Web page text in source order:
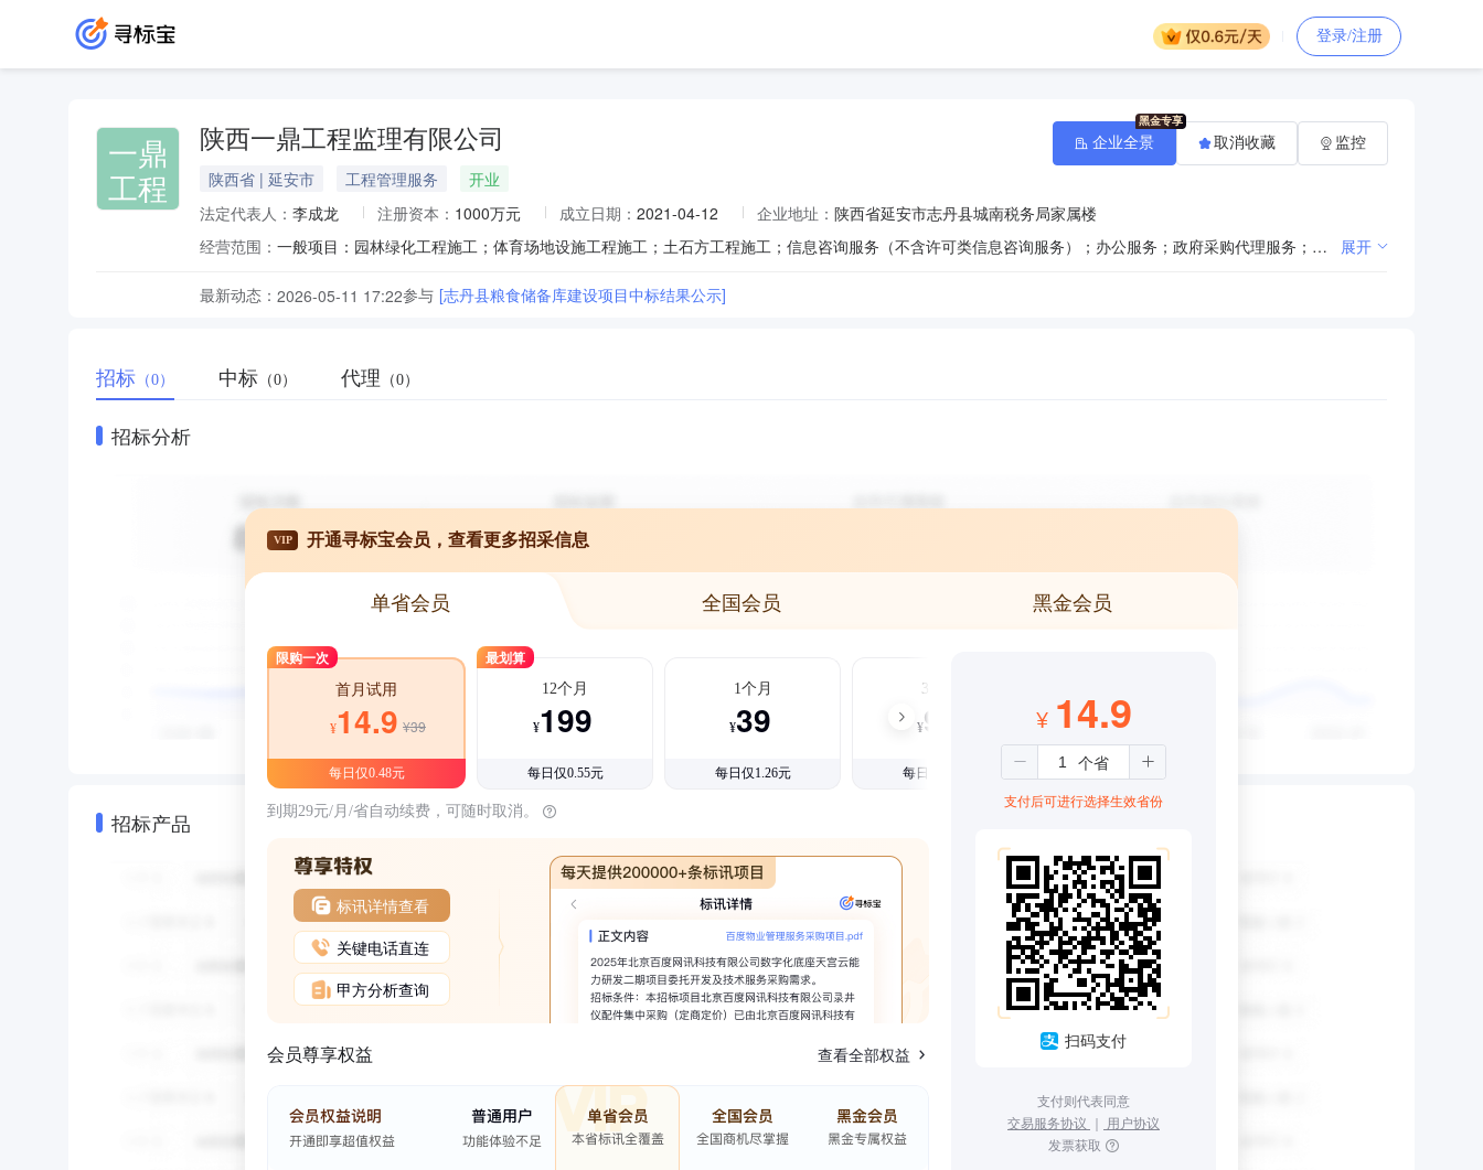
登录/注册
一鼎
工程
陕西一鼎工程监理有限公司
陕西省 | 延安市 工程管理服务
开业
法定代表人： 李成龙 注册资本： 1000万元 成立日期： 2021-04-12 企业地址： 陕西省延安市志丹县城南税务局家属楼
经营范围：
一般项目：园林绿化工程施工；体育场地设施工程施工；土石方工程施工；信息咨询服务（不含许可类信息咨询服务）；办公服务；政府采购代理服务；工程管理服务；防洪除涝设施管理；单建式人防工程监理；工程造价咨询业务；设备监理服务；对外承包工程(除依法须经批准的项目外，凭营业执照依法自主开展经营活动)。许可项目：水运工程监理；公路工程监理；建设工程监理；文物保护工程监理；水利工程建设监理；地质灾害治理工程监理(依法须经批准的项目，经相关部门批准后方可开展经营活动，具体经营项目以审批结果为准)。 展开
最新动态： 2026-05-11 17:22参与 [志丹县粮食储备库建设项目中标结果公示]
企业全景 取消收藏 监控
招标 （0） 中标 （0） 代理 （0）
招标分析
招标产品
VIP 开通寻标宝会员，查看更多招采信息
单省会员 全国会员 黑金会员
限购一次
首月试用
¥14.9 ¥39
每日仅0.48元
最划算
12个月
¥199
每日仅0.55元
1个月
¥39
每日仅1.26元
3个月
¥99
每日仅1.08元
到期29元/月/省自动续费，可随时取消。
标讯详情查看
关键电话直连
甲方分析查询
会员尊享权益 查看全部权益
¥ 14.9
支付后可进行选择生效省份
扫码支付
支付则代表同意
交易服务协议 ｜ 用户协议
发票获取